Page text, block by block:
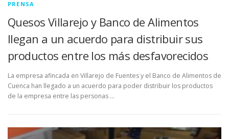
PRENSA
Quesos Villarejo y Banco de Alimentos
llegan a un acuerdo para distribuir sus
productos entre los más desfavorecidos
La empresa afincada en Villarejo de Fuentes y el Banco de Alimentos de
Cuenca han llegado a un acuerdo para poder distribuir los productos
de la empresa entre las personas …